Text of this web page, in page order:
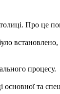
Про це
процесу.
та